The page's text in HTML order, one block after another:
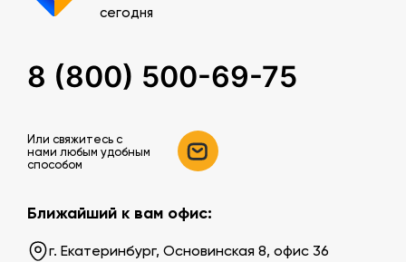
сегодня
8 (800) 500-69-75
Или свяжитесь c
нами любым удобным
способом
Ближайший к вам офис:
г. Екатеринбург, Основинская 8, офис 36